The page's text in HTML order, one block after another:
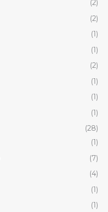
(2)
(2)
(1)
(1)
(2)
(1)
(1)
(1)
(28)
(1)
(7)
(4)
(1)
(1)